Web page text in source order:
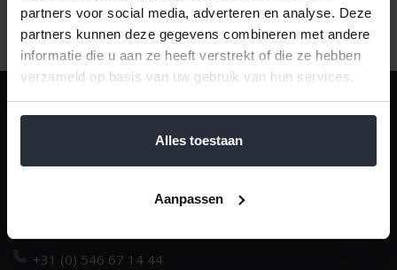
partners voor social media, adverteren en analyse. Deze
partners kunnen deze gegevens combineren met andere
informatie die u aan ze heeft verstrekt of die ze hebben
verzameld op basis van uw gebruik van hun services.
Alles toestaan
Aanpassen
van 't Ende
Dè huishoudspecialist sinds 1970
NL-7683 BJ Den Ham
+31 (0) 546 67 14 44